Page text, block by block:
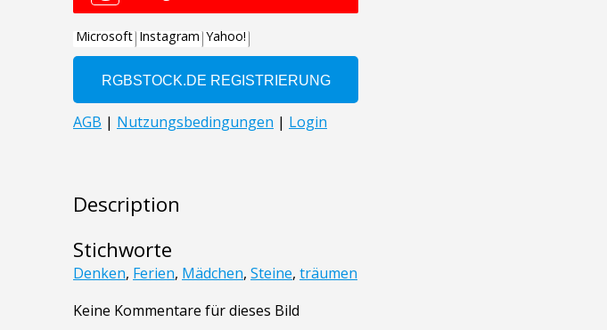
Description
Stichworte
Denken, Ferien, Mädchen, Steine, träumen
Keine Kommentare für dieses Bild